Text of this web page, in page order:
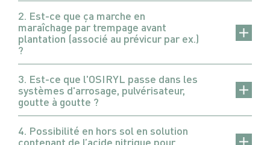
2. Est-ce que ça marche en
maraîchage par trempage avant
plantation (associé au prévicur par ex.)
?
3. Est-ce que l'OSIRYL passe dans les
systèmes d'arrosage, pulvérisateur,
goutte à goutte ?
4. Possibilité en hors sol en solution
contenant de l’acide nitrique pour